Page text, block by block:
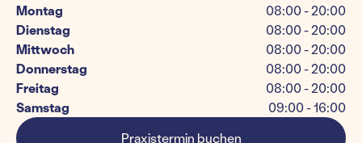
Montag
08:00 - 20:00
Dienstag
08:00 - 20:00
Mittwoch
08:00 - 20:00
Donnerstag
08:00 - 20:00
Freitag
08:00 - 20:00
Samstag
09:00 - 16:00
Praxistermin buchen